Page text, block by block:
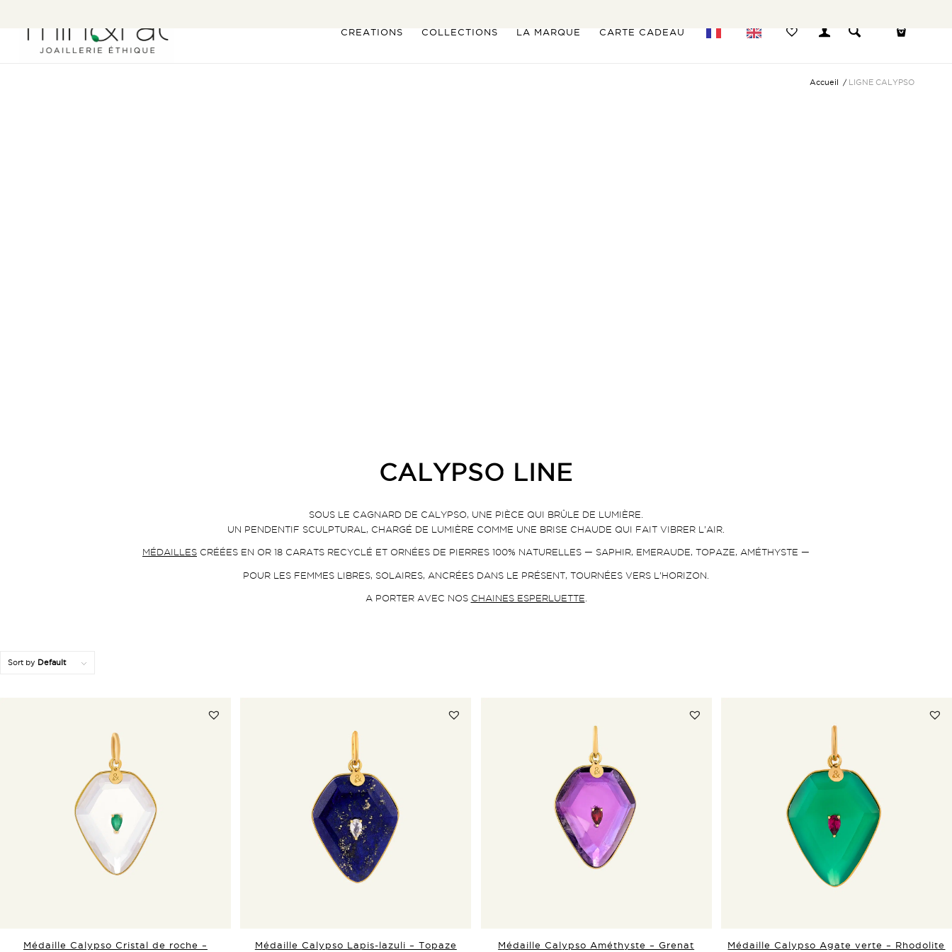
CREATIONS COLLECTIONS LA MARQUE CARTE CADEAU
Accueil / LIGNE CALYPSO
CALYPSO LINE
SOUS LE CAGNARD DE CALYPSO, UNE PIÈCE QUI BRÛLE DE LUMIÈRE.
UN PENDENTIF SCULPTURAL, CHARGÉ DE LUMIÈRE COMME UNE BRISE CHAUDE QUI FAIT VIBRER L’AIR.
MÉDAILLES CRÉÉES EN OR 18 CARATS RECYCLÉ ET ORNÉES DE PIERRES 100% NATURELLES — SAPHIR, EMERAUDE, TOPAZE, AMÉTHYSTE —
POUR LES FEMMES LIBRES, SOLAIRES, ANCRÉES DANS LE PRÉSENT, TOURNÉES VERS L’HORIZON.
A PORTER AVEC NOS CHAINES ESPERLUETTE
Sort by Default
Médaille Calypso Cristal de roche –
Médaille Calypso Lapis-lazuli – Topaze Médaille Calypso Améthyste – Grenat Médaille Calypso Agate verte – Rhodolite